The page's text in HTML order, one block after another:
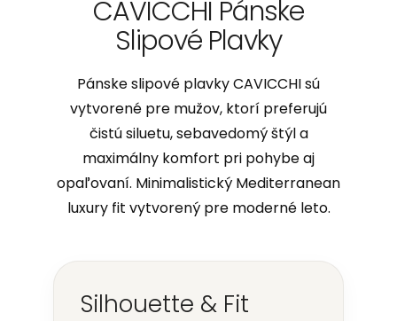
CAVICCHI Pánske
Slipové Plavky
Pánske slipové plavky CAVICCHI sú
vytvorené pre mužov, ktorí preferujú
čistú siluetu, sebavedomý štýl a
maximálny komfort pri pohybe aj
opaľovaní. Minimalistický Mediterranean
luxury fit vytvorený pre moderné leto.
Silhouette & Fit